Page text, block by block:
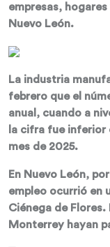
empresas,
Nuevo León.
La industria
febrero que el
anual, cuando a
la cifra fue inferior
mes de 2025.
En Nuevo León,
empleo ocurrió en
Ciénega de
Monterrey hayan